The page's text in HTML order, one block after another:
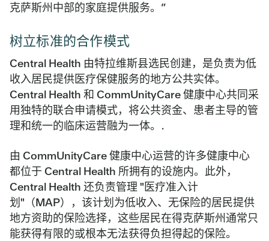
克萨斯州中部的家庭提供服务。”
树立标准的合作模式
Central Health 由特拉维斯县选民创建，是负责为低
收入居民提供医疗保健服务的地方公共实体。
Central Health 和 CommUnityCare 健康中心共同采
用独特的联合申请模式，将公共资金、患者主导的管
理和统一的临床运营融为一体。.
由 CommUnityCare 健康中心运营的许多健康中心
都位于 Central Health 所拥有的设施内。此外，
Central Health 还负责管理 "医疗准入计
划"（MAP），该计划为低收入、无保险的居民提供
地方资助的保险选择，这些居民在得克萨斯州通常只
能获得有限的或根本无法获得负担得起的保险。